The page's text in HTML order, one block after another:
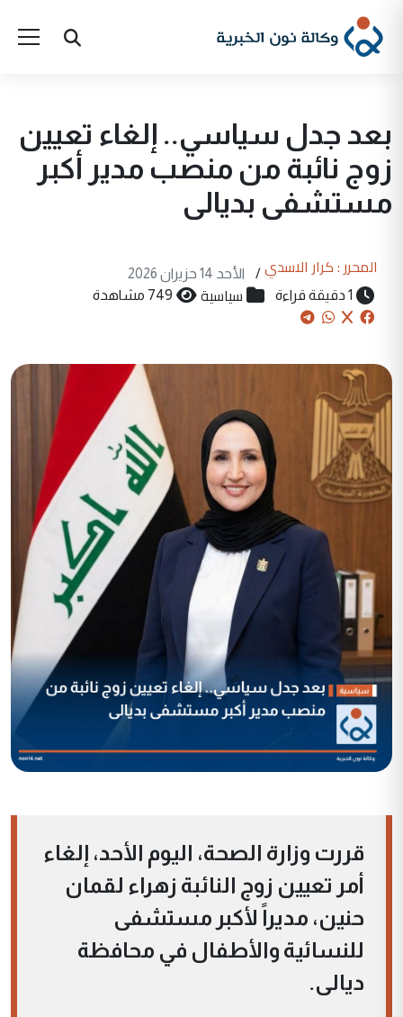
بعد جدل سياسي.. إلغاء تعيين
زوج نائبة من منصب مدير أكبر
مستشفى بديالى
المحرر : كرار الاسدي /
الأحد 14 حزيران 2026
1 دقيقة قراءة
سياسية 749 مشاهدة
قررت وزارة الصحة، اليوم الأحد، إلغاء
أمر تعيين زوج النائبة زهراء لقمان
حنين، مديراً لأكبر مستشفى
للنسائية والأطفال في محافظة
ديالى.